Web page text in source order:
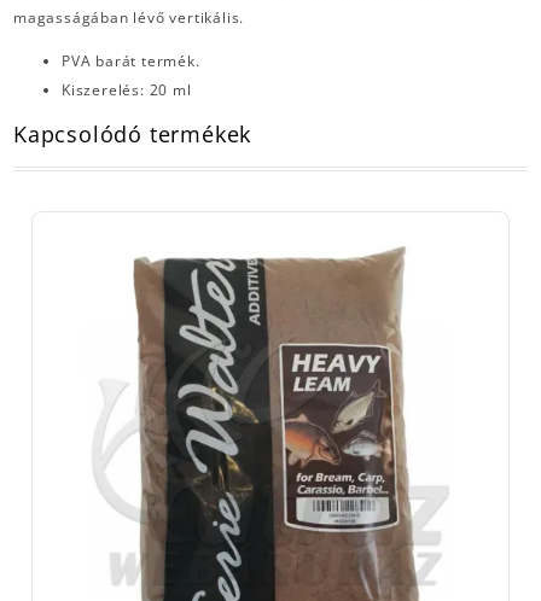
magasságában lévő vertikális.
PVA barát termék.
Kiszerelés: 20 ml
Kapcsolódó termékek